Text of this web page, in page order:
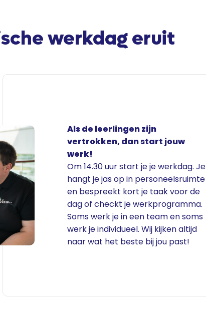
werkdag eruit
Als de leerlingen zijn
vertrokken, dan start jouw
werk!
Om 14.30 uur start je je werkdag. Je
hangt je jas op in personeelsruimte
en bespreekt kort je taak voor de
dag of checkt je werkprogramma.
Soms werk je in een team en soms
werk je individueel. Wij kijken altijd
naar wat het beste bij jou past!